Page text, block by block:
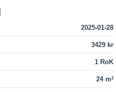
2025-01-28
3429 kr
1 RoK
24 m2